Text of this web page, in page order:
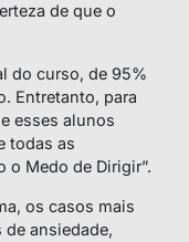
de que o
do curso, de 95%
Entretanto, para
esses alunos
todas as
o Medo de Dirigir”.
os casos mais
ansiedade,